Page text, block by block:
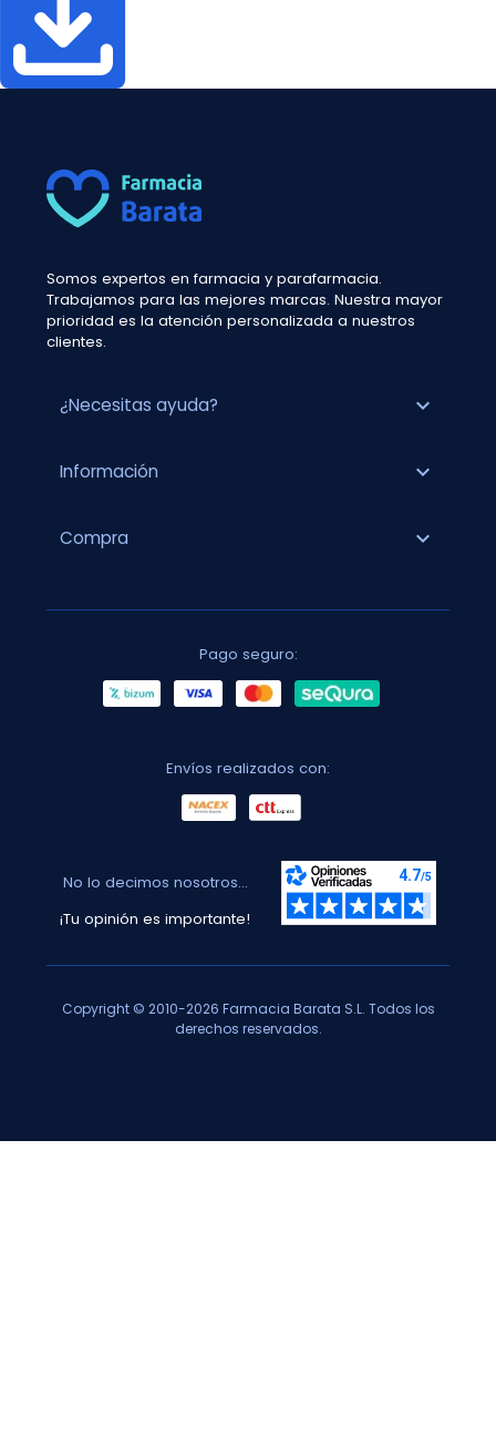
Somos expertos en farmacia y parafarmacia.
Trabajamos para las mejores marcas. Nuestra mayor
prioridad es la atención personalizada a nuestros
clientes.
¿Necesitas ayuda? expand_more
Información expand_more
Compra expand_more
Pago seguro:
Envíos realizados con:
No lo decimos nosotros...
¡Tu opinión es importante!
Copyright © 2010-2026 Farmacia Barata S.L. Todos los
derechos reservados.